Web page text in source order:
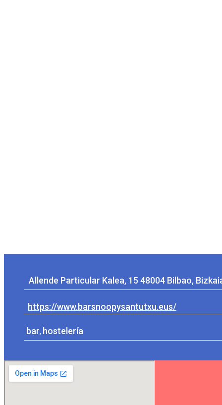
Allende Particular Kalea, 15 48004 Bilbao,
https://www.barsnoopysantutxu.eus/
bar, hostelería